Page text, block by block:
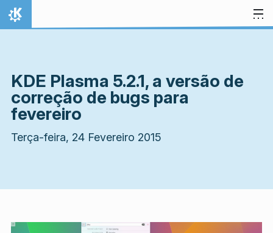
Ir para o conteúdo
Início
KDE Plasma 5.2.1, a versão de
correção de bugs para
fevereiro
Terça-feira, 24 Fevereiro 2015